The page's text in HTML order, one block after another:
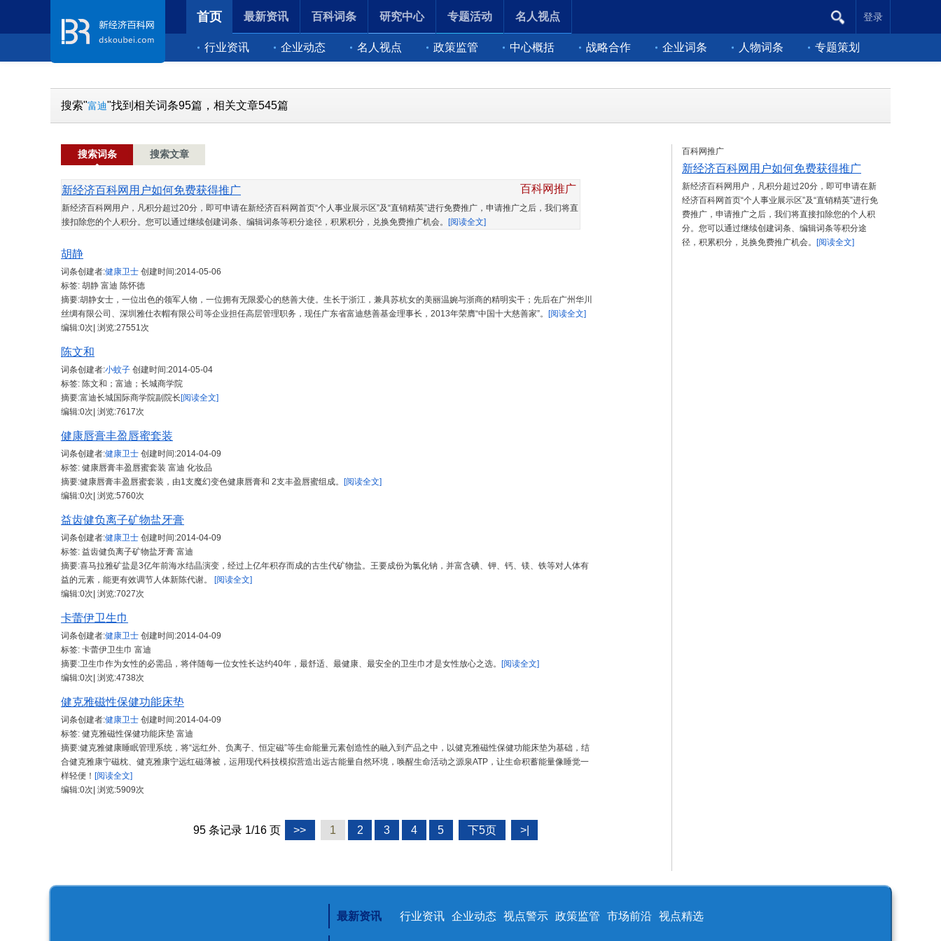
首页
行业资讯 企业动态 名人视点 政策监管 中心概括 战略合作 企业词条 人物词条 专题策划
最新资讯 百科词条 研究中心 专题活动 名人视点 登录
搜索"富迪"找到相关词条95篇，相关文章545篇
搜索词条 搜索文章
百科网推广
新经济百科网用户如何免费获得推广
新经济百科网用户，凡积分超过20分，即可申请在新经济百科网首页“个人事业展示区”及“直销精英”进行免费推广，申请推广之后，我们将直
接扣除您的个人积分。您可以通过继续创建词条、编辑词条等积分途径，积累积分，兑换免费推广机会。
[阅读全文]
胡静
词条创建者:健康卫士 创建时间:2014-05-06
标签: 胡静 富迪 陈怀德
摘要:胡静女士，一位出色的领军人物，一位拥有无限爱心的慈善大使。生长于浙江，兼具苏杭女的美丽温婉与浙商的精明实干；先后在广州华川
丝绸有限公司、深圳雅仕衣帽有限公司等企业担任高层管理职务，现任广东省富迪慈善基金理事长，2013年荣膺“中国十大慈善家”。
[阅读全文]
编辑:0次| 浏览:27551次
陈文和
词条创建者:小蚊子 创建时间:2014-05-04
标签: 陈文和；富迪；长城商学院
摘要:富迪长城国际商学院副院长 [阅读全文]
编辑:0次| 浏览:7617次
健康唇膏丰盈唇蜜套装
词条创建者:健康卫士 创建时间:2014-04-09
标签: 健康唇膏丰盈唇蜜套装 富迪 化妆品
摘要:健康唇膏丰盈唇蜜套装，由1支魔幻变色健康唇膏和 2支丰盈唇蜜组成。
[阅读全文]
编辑:0次| 浏览:5760次
益齿健负离子矿物盐牙膏
词条创建者:健康卫士 创建时间:2014-04-09
标签: 益齿健负离子矿物盐牙膏 富迪
摘要:喜马拉雅矿盐是3亿年前海水结晶演变，经过上亿年积存而成的古生代矿物盐。王要成份为氯化钠，并富含碘、钾、钙、镁、铁等对人体有
益的元素，能更有效调节人体新陈代谢。
[阅读全文]
编辑:0次| 浏览:7027次
卡蕾伊卫生巾
词条创建者:健康卫士 创建时间:2014-04-09
标签: 卡蕾伊卫生巾 富迪
摘要:卫生巾作为女性的必需品，将伴随每一位女性长达约40年，最舒适、最健康、最安全的卫生巾才是女性放心之选。
[阅读全文]
编辑:0次| 浏览:4738次
健克雅磁性保健功能床垫
词条创建者:健康卫士 创建时间:2014-04-09
标签: 健克雅磁性保健功能床垫 富迪
摘要:健克雅健康睡眠管理系统，将“远红外、负离子、恒定磁”等生命能量元素创造性的融入到产品之中，以健克雅磁性保健功能床垫为基础，结
合健克雅康宁磁枕、健克雅康宁远红磁薄被，运用现代科技模拟营造出远古能量自然环境，唤醒生命活动之源泉ATP，让生命积蓄能量像睡觉一
样轻便！ [阅读全文]
编辑:0次| 浏览:5909次
95 条记录 1/16 页 >> 1 2 3 4 5 下5页 >|
百科网推广
新经济百科网用户如何免费获得推广
新经济百科网用户，凡积分超过20分，即可申请在新
经济百科网首页“个人事业展示区”及“直销精英”进行免
费推广，申请推广之后，我们将直接扣除您的个人积
分。您可以通过继续创建词条、编辑词条等积分途
径，积累积分，兑换免费推广机会。
[阅读全文]
最新资讯 行业资讯 企业动态 视点警示 政策监管 市场前沿 视点精选